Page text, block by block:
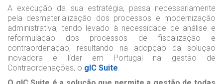
A execução da sua estratégia, passa necessariamente
pela desmaterialização dos processos e modernização
administrativa, tendo levado à necessidade de análise e
reformulação dos processos de fiscalização e
contraordenação, resultando na adopção da solução
inovadora e líder em Portugal na gestão de
Contraordenações, o gIC Suite.